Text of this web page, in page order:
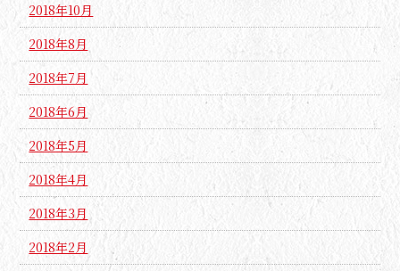
2018年10月
2018年8月
2018年7月
2018年6月
2018年5月
2018年4月
2018年3月
2018年2月